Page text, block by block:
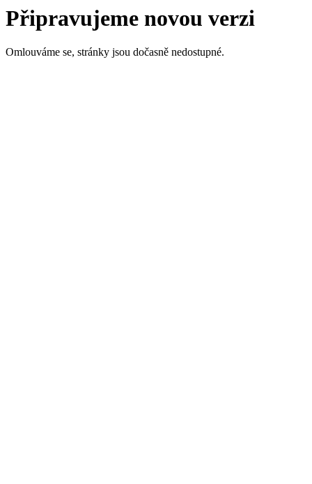
Připravujeme novou verzi
Omlouváme se, stránky jsou dočasně nedostupné.